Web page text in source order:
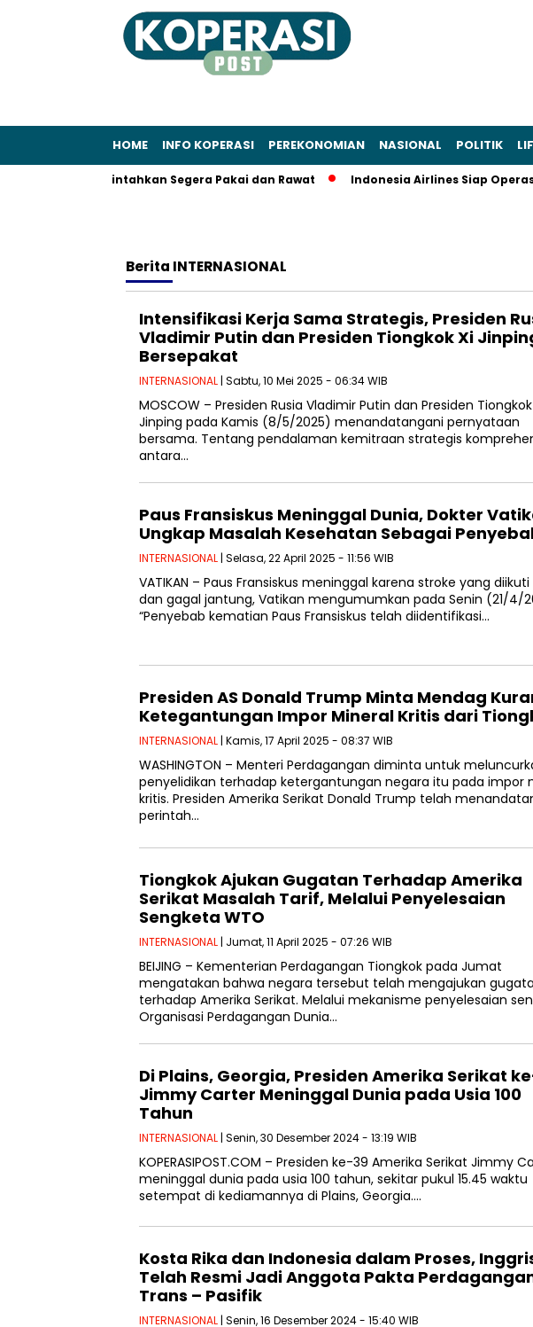
HOME INFO KOPERASI PEREKONOMIAN NASIONAL POLITIK
Perintahkan Segera Pakai dan Rawat Indonesia Airlines Siap
Berita INTERNASIONAL
Intensifikasi Kerja Sama Strategis, Presiden
Vladimir Putin dan Presiden Tiongkok Xi
Bersepakat
INTERNASIONAL | Sabtu, 10 Mei 2025 - 06:34 WIB
MOSCOW – Presiden Rusia Vladimir Putin dan Presiden
Jinping pada Kamis (8/5/2025) menandatangani pernyataan
bersama. Tentang pendalaman kemitraan strategis
antara…
Paus Fransiskus Meninggal Dunia, Dokter
Ungkap Masalah Kesehatan Sebagai
INTERNASIONAL | Selasa, 22 April 2025 - 11:56 WIB
VATIKAN – Paus Fransiskus meninggal karena stroke yang
dan gagal jantung, Vatikan mengumumkan pada Senin (21/4/
“Penyebab kematian Paus Fransiskus telah diidentifikasi…
Presiden AS Donald Trump Minta Mendag
Ketegantungan Impor Mineral Kritis dari
INTERNASIONAL | Kamis, 17 April 2025 - 08:37 WIB
WASHINGTON – Menteri Perdagangan diminta untuk
penyelidikan terhadap ketergantungan negara itu pada impor
kritis. Presiden Amerika Serikat Donald Trump telah
perintah…
Tiongkok Ajukan Gugatan Terhadap Amerika
Serikat Masalah Tarif, Melalui Penyelesaian
Sengketa WTO
INTERNASIONAL | Jumat, 11 April 2025 - 07:26 WIB
BEIJING – Kementerian Perdagangan Tiongkok pada Jumat
mengatakan bahwa negara tersebut telah mengajukan
terhadap Amerika Serikat. Melalui mekanisme penyelesaian
Organisasi Perdagangan Dunia…
Di Plains, Georgia, Presiden Amerika Serikat
Jimmy Carter Meninggal Dunia pada Usia 100
Tahun
INTERNASIONAL | Senin, 30 Desember 2024 - 13:19 WIB
KOPERASIPOST.COM – Presiden ke-39 Amerika Serikat Jimmy
meninggal dunia pada usia 100 tahun, sekitar pukul 15.45 waktu
setempat di kediamannya di Plains, Georgia….
Kosta Rika dan Indonesia dalam Proses,
Telah Resmi Jadi Anggota Pakta
Trans – Pasifik
INTERNASIONAL | Senin, 16 Desember 2024 - 15:40 WIB